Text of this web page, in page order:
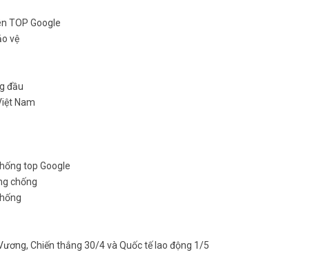
TOP Google
vệ
đầu
Nam
top Google
chống
Chiến thắng 30/4 và Quốc tế lao động 1/5